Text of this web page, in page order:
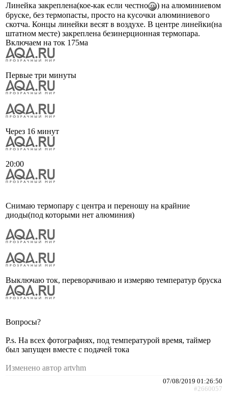
Линейка закреплена(кое-как если честно
) на алюминиевом
бруске, без термопасты, просто на кусочки алюминиевого
скотча. Концы линейки весят в воздухе. В центре линейки(на
штатном месте) закреплена безинерционная термопара.
Включаем на ток 175ма
Первые три минуты
Через 16 минут
20:00
Снимаю термопару с центра и переношу на крайние
диоды(под которыми нет алюминия)
Выключаю ток, переворачиваю и измеряю температур бруска
Вопросы?
P.s. На всех фотографиях, под температурой время, таймер
был запущен вместе с подачей тока
Изменено автор artvhm
07/08/2019 01:26:50
#2660057